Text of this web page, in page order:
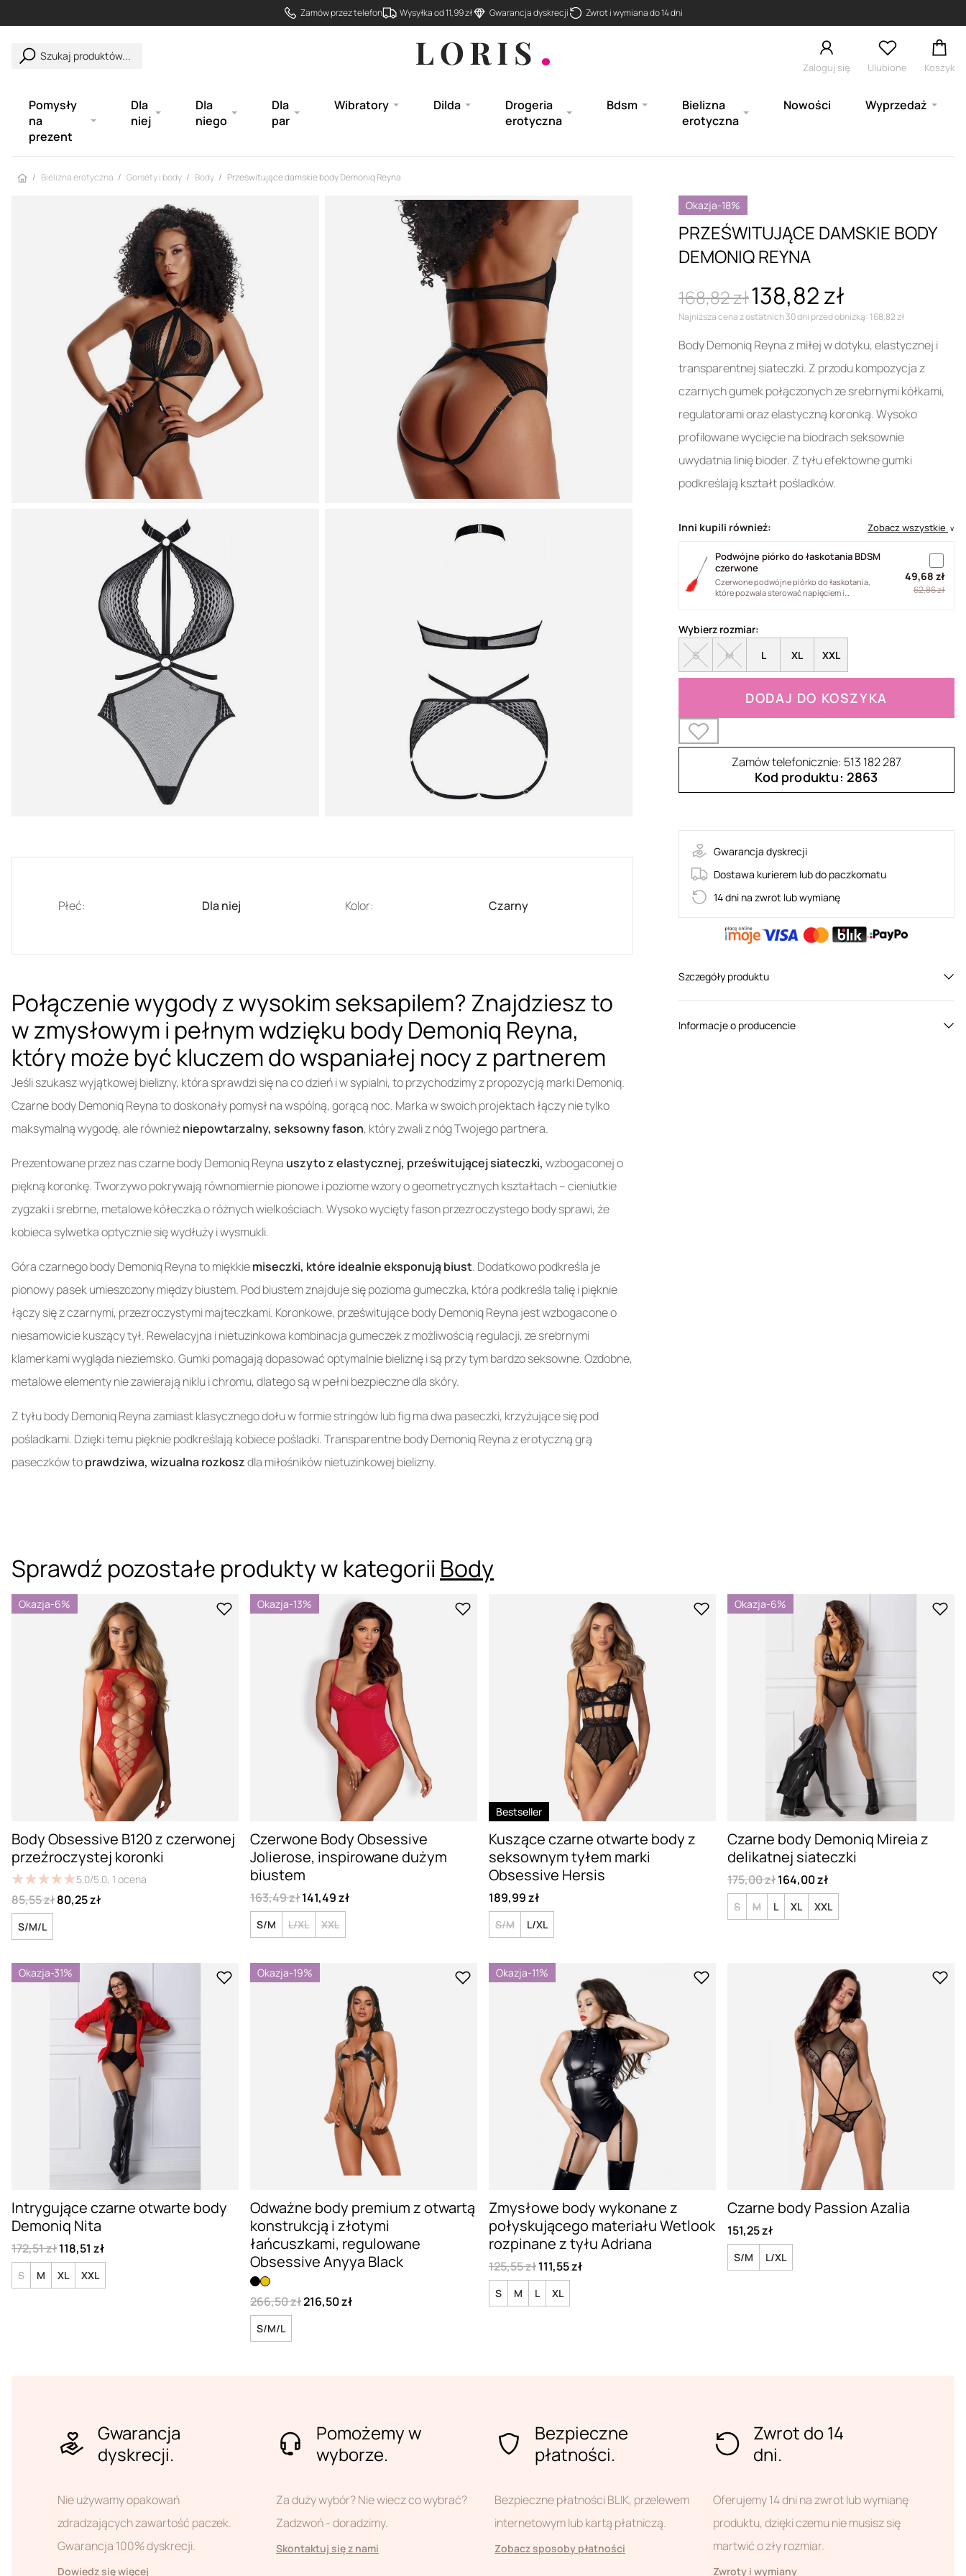
Zamów przez telefon Wysyłka od 11,99 zł Gwarancja dyskrecji Zwrot i wymiana do 14 dni
Szukaj produktów...
Zaloguj się Ulubione Koszyk
Pomysły
na
prezent
Dla
niej
Dla
niego
Dla
par
Wibratory Dilda
Drogeria
erotyczna
Bdsm
Bielizna
erotyczna
Nowości Wyprzedaż
Strona główna
Bielizna erotyczna Gorsety i body Body Prześwitujące damskie body Demoniq Reyna
Płeć: Dla niej Kolor: Czarny
Połączenie wygody z wysokim seksapilem? Znajdziesz to
w zmysłowym i pełnym wdzięku body Demoniq Reyna,
który może być kluczem do wspaniałej nocy z partnerem
Jeśli szukasz wyjątkowej bielizny, która sprawdzi się na co dzień i w sypialni, to przychodzimy z propozycją marki Demoniq.
Czarne body Demoniq Reyna to doskonały pomysł na wspólną, gorącą noc. Marka w swoich projektach łączy nie tylko
maksymalną wygodę, ale równieżniepowtarzalny, seksowny fason, który zwali z nóg Twojego partnera.
Prezentowane przez nas czarne body Demoniq Reyna uszyto z elastycznej, prześwitującej siateczki, wzbogaconej o
piękną koronkę. Tworzywo pokrywają równomiernie pionowe i poziome wzory o geometrycznych kształtach – cieniutkie
zygzaki i srebrne, metalowe kółeczka o różnych wielkościach. Wysoko wycięty fason przezroczystego body sprawi, że
kobieca sylwetka optycznie się wydłuży i wysmukli.
Góra czarnego body Demoniq Reyna to miękkiemiseczki, które idealnie eksponują biust. Dodatkowo podkreśla je
pionowy pasek umieszczony między biustem. Pod biustem znajduje się pozioma gumeczka, która podkreśla talię i pięknie
łączy się z czarnymi, przezroczystymi majteczkami. Koronkowe, prześwitujące body Demoniq Reyna jest wzbogacone o
niesamowicie kuszący tył. Rewelacyjna i nietuzinkowa kombinacja gumeczek z możliwością regulacji, ze srebrnymi
klamerkami wygląda nieziemsko. Gumki pomagają dopasować optymalnie bieliznę i są przy tym bardzo seksowne. Ozdobne,
metalowe elementy nie zawierają niklu i chromu, dlatego są w pełni bezpieczne dla skóry.
Z tyłu body Demoniq Reyna zamiast klasycznego dołu w formie stringów lub fig ma dwa paseczki, krzyżujące się pod
pośladkami. Dzięki temu pięknie podkreślają kobiece pośladki. Transparentne body Demoniq Reyna z erotyczną grą
paseczków toprawdziwa, wizualna rozkoszdla miłośników nietuzinkowej bielizny.
Okazja-18%
PRZEŚWITUJĄCE DAMSKIE BODY
DEMONIQ REYNA
168,82 zł138,82 zł
Najniższa cena z ostatnich 30 dni przed obniżką: 168,82 zł
Body Demoniq Reyna z miłej w dotyku, elastycznej i
transparentnej siateczki. Z przodu kompozycja z
czarnych gumek połączonych ze srebrnymi kółkami,
regulatorami oraz elastyczną koronką. Wysoko
profilowane wycięcie na biodrach seksownie
uwydatnia linię bioder. Z tyłu efektowne gumki
podkreślają kształt pośladków.
Inni kupili również: Zobacz wszystkie ∨
Podwójne piórko do łaskotania BDSM
czerwone
Czerwone podwójne piórko do łaskotania,
które pozwala sterować napięciem i
49,68 zł
62,86 zł
Wybierz rozmiar:
S
M L XL XXL
DODAJ DO KOSZYKA
Zamów telefonicznie: 513 182 287
Kod produktu: 2863
Gwarancja dyskrecji
Dostawa kurierem lub do paczkomatu
14 dni na zwrot lub wymianę
Szczegóły produktu
Informacje o producencie
Sprawdź pozostałe produkty w kategorii Body
Okazja-6%
Body Obsessive B120 z czerwonej
przeźroczystej koronki
★★★★★
★★★★★5.0/5.0, 1 ocena
85,55 zł80,25 zł
S/M/L
Okazja-13%
Czerwone Body Obsessive
Jolierose, inspirowane dużym
biustem
163,49 zł141,49 zł
S/M L/XL XXL
Bestseller
Kuszące czarne otwarte body z
seksownym tyłem marki
Obsessive Hersis
189,99 zł
S/M L/XL
Okazja-6%
Czarne body Demoniq Mireia z
delikatnej siateczki
175,00 zł164,00 zł
S M L XL XXL
Okazja-31%
Intrygujące czarne otwarte body
Demoniq Nita
172,51 zł118,51 zł
S M XL XXL
Okazja-19%
Odważne body premium z otwartą
konstrukcją i złotymi
łańcuszkami, regulowane
Obsessive Anyya Black
266,50 zł216,50 zł
S/M/L
Okazja-11%
Zmysłowe body wykonane z
połyskującego materiału Wetlook
rozpinane z tyłu Adriana
125,55 zł111,55 zł
S M L XL
Czarne body Passion Azalia
151,25 zł
S/M L/XL
Gwarancja
dyskrecji.
Nie używamy opakowań
zdradzających zawartość paczek.
Gwarancja 100% dyskrecji.
Dowiedz się więcej
Pomożemy w
wyborze.
Za duży wybór? Nie wiecz co wybrać?
Zadzwoń - doradzimy.
Skontaktuj się z nami
Bezpieczne
płatności.
Bezpieczne płatności BLIK, przelewem
internetowym lub kartą płatniczą.
Zobacz sposoby płatności
Zwrot do 14
dni.
Oferujemy 14 dni na zwrot lub wymianę
produktu, dzięki czemu nie musisz się
martwić o zły rozmiar.
Zwroty i wymiany